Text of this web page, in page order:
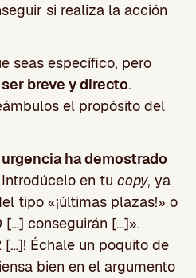
si realiza la acción
seas específico, pero
breve y directo.
el propósito del
ha demostrado
en tu copy, ya
tipo «¡últimas plazas!» o
[…] conseguirán […]».
[…]! Échale un poquito de
bien en el argumento